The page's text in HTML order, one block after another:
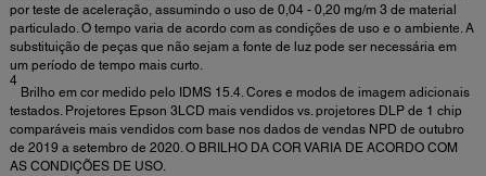
por teste de aceleração, assumindo o uso de 0,04 - 0,20 mg/m 3 de material
particulado. O tempo varia de acordo com as condições de uso e o ambiente. A
substituição de peças que não sejam a fonte de luz pode ser necessária em
um período de tempo mais curto.
4
Brilho em cor medido pelo IDMS 15.4. Cores e modos de imagem adicionais
testados. Projetores Epson 3LCD mais vendidos vs. projetores DLP de 1 chip
comparáveis mais vendidos com base nos dados de vendas NPD de outubro
de 2019 a setembro de 2020. O BRILHO DA COR VARIA DE ACORDO COM
AS CONDIÇÕES DE USO.